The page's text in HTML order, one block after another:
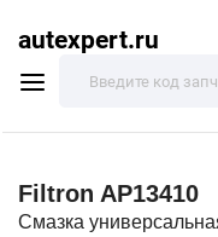
autexpert.ru
Filtron AP13410
Смазка